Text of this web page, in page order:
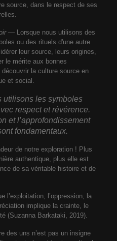
source, dans le respect de ses
— Lorsque nous utilisons des
ou des rituels d'une autre
leur source, leurs origines,
le mérite aux bonnes
la culture source en
et social.
utilisons les symboles
respect et révérence.
et l’approfondissement
fondamentaux.
de notre exploration ! Plus
authentique, plus elle est
de sa véritable histoire et de
l’exploitation, l’oppression, la
implique la crainte, le
(Suzanna Barkataki, 2019).
des uns n’est pas un insigne